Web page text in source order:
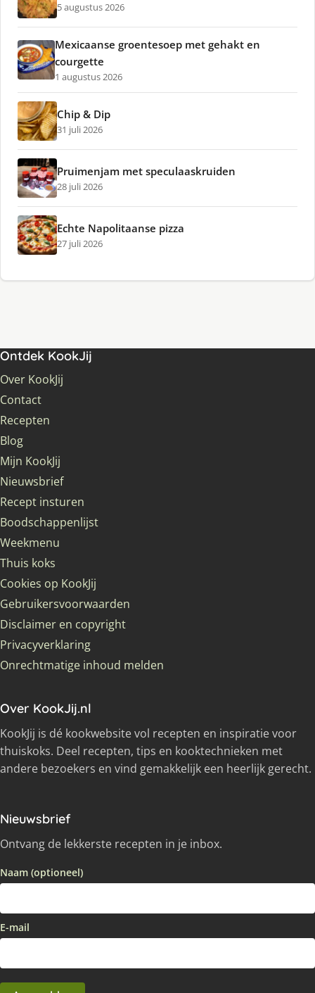
5 augustus 2026
Mexicaanse groentesoep met gehakt en
courgette
1 augustus 2026
Chip & Dip
31 juli 2026
Pruimenjam met speculaaskruiden
28 juli 2026
Echte Napolitaanse pizza
27 juli 2026
Ontdek KookJij
Over KookJij
Contact
Recepten
Blog
Mijn KookJij
Nieuwsbrief
Recept insturen
Boodschappenlijst
Weekmenu
Thuis koks
Cookies op KookJij
Gebruikersvoorwaarden
Disclaimer en copyright
Privacyverklaring
Onrechtmatige inhoud melden
Over KookJij.nl
KookJij is dé kookwebsite vol recepten en inspiratie voor
thuiskoks. Deel recepten, tips en kooktechnieken met
andere bezoekers en vind gemakkelijk een heerlijk gerecht.
Nieuwsbrief
Ontvang de lekkerste recepten in je inbox.
Naam (optioneel)
E-mail